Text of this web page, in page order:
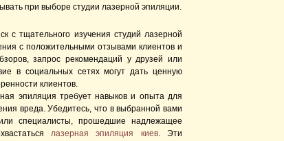
при выборе студии лазерной эпиляции.
с тщательного изучения студий лазерной
с положительными отзывами клиентов и
запрос рекомендаций у друзей или
в социальных сетях могут дать ценную
клиентов.
эпиляция требует навыков и опыта для
вреда. Убедитесь, что в выбранной вами
специалисты, прошедшие надлежащее
лазерная эпиляция киев. Эти